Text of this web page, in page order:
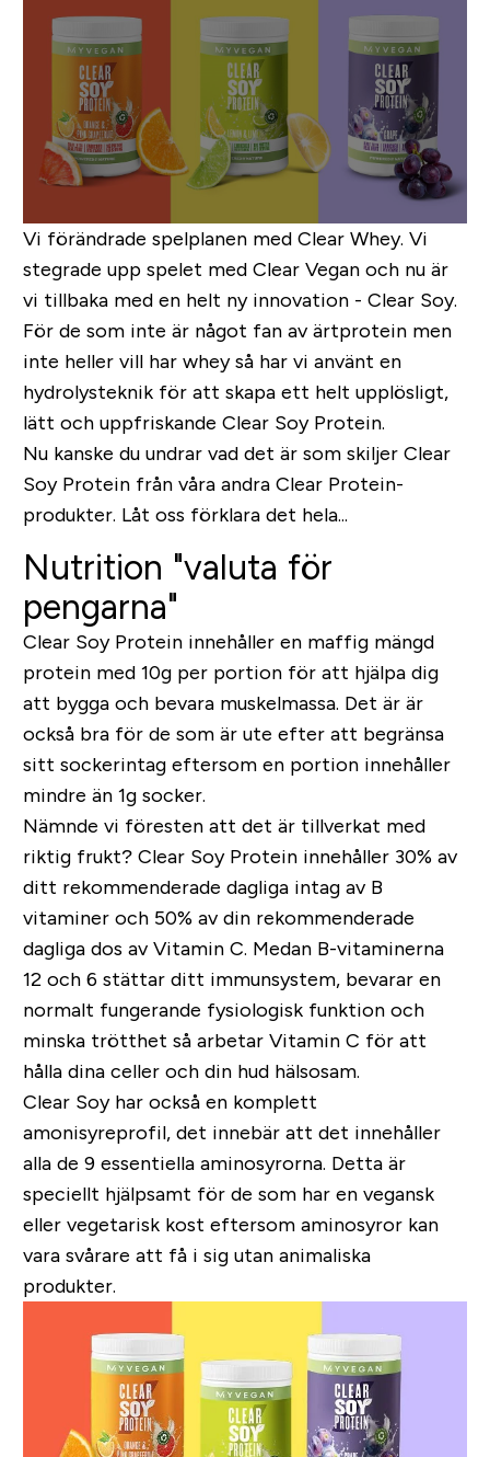
Vi förändrade spelplanen med Clear Whey. Vi
stegrade upp spelet med Clear Vegan och nu är
vi tillbaka med en helt ny innovation - Clear Soy.
För de som inte är något fan av ärtprotein men
inte heller vill har whey så har vi använt en
hydrolysteknik för att skapa ett helt upplösligt,
lätt och uppfriskande Clear Soy Protein.
Nu kanske du undrar vad det är som skiljer Clear
Soy Protein från våra andra Clear Protein-
produkter. Låt oss förklara det hela...
Nutrition "valuta för
pengarna"
Clear Soy Protein innehåller en maffig mängd
protein med 10g per portion för att hjälpa dig
att bygga och bevara muskelmassa. Det är är
också bra för de som är ute efter att begränsa
sitt sockerintag eftersom en portion innehåller
mindre än 1g socker.
Nämnde vi föresten att det är tillverkat med
riktig frukt? Clear Soy Protein innehåller 30% av
ditt rekommenderade dagliga intag av B
vitaminer och 50% av din rekommenderade
dagliga dos av Vitamin C. Medan B-vitaminerna
12 och 6 stättar ditt immunsystem, bevarar en
normalt fungerande fysiologisk funktion och
minska trötthet så arbetar Vitamin C för att
hålla dina celler och din hud hälsosam.
Clear Soy har också en komplett
amonisyreprofil, det innebär att det innehåller
alla de 9 essentiella aminosyrorna. Detta är
speciellt hjälpsamt för de som har en vegansk
eller vegetarisk kost eftersom aminosyror kan
vara svårare att få i sig utan animaliska
produkter.